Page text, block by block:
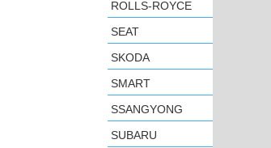
ROLLS-ROYCE
SEAT
SKODA
SMART
SSANGYONG
SUBARU